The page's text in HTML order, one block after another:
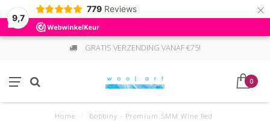
9,7
779 Reviews ×
GRATIS VERZENDING VANAF €75!
0
Home Bobbiny - Premium 5MM Wine Red